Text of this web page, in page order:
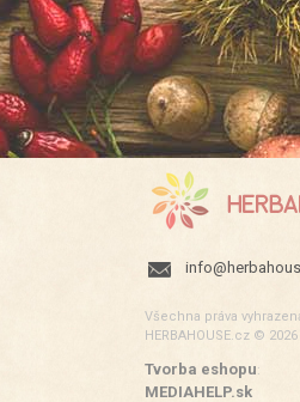
Všechna práva
HERBAHOUSE.cz © 2026
Tvorba eshopu:
MEDIAHELP.sk